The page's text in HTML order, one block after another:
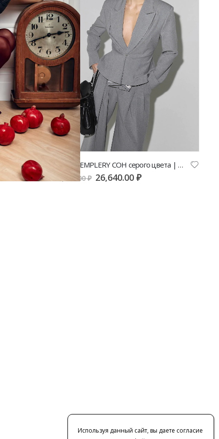
Брюки SEMPLERY СОН белого цвета | VERESK studio Жакет SEMPLERY СОН серого цвета | VERESK studio
29,600.00₽ 26,640.00 ₽
Используя данный сайт, вы даете согласие